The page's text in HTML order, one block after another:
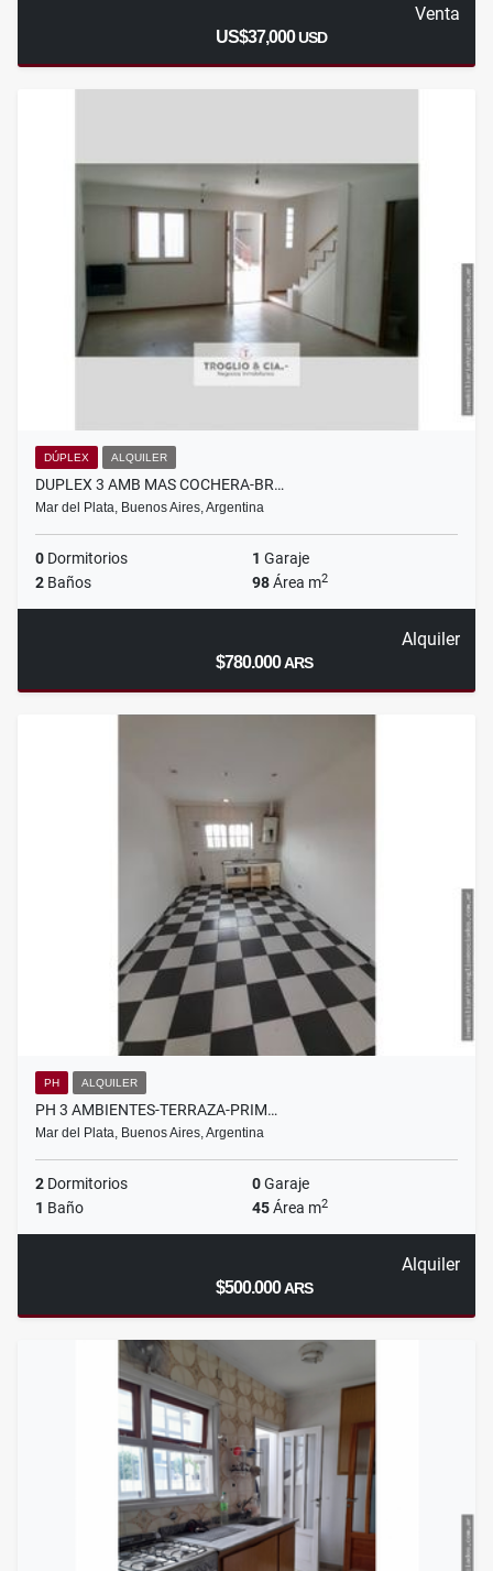
Venta
US$37,000USD
DÚPLEX ALQUILER
DUPLEX 3 AMB MAS COCHERA-BR…
Mar del Plata, Buenos Aires, Argentina
0 Dormitorios 1 Garaje
2 Baños 98Área m2
Alquiler
$780.000ARS
PH ALQUILER
PH 3 AMBIENTES-TERRAZA-PRIM…
Mar del Plata, Buenos Aires, Argentina
2 Dormitorios 0Garaje
1 Baño 45Área m2
Alquiler
$500.000ARS